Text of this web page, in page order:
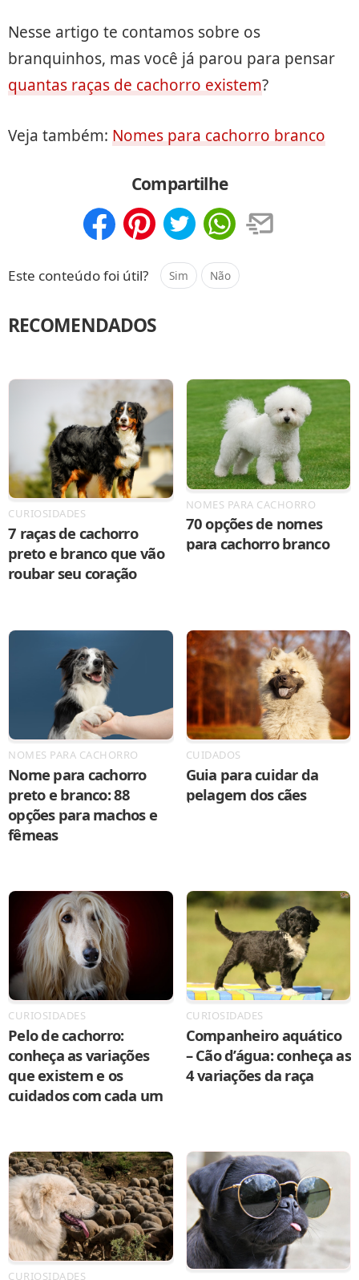
Nesse artigo te contamos sobre os
branquinhos, mas você já parou para pensar
quantas raças de cachorro existem?
Veja também: Nomes para cachorro branco
Compartilhe
Este conteúdo foi útil? Sim Não
RECOMENDADOS
CURIOSIDADES
7 raças de cachorro
preto e branco que vão
roubar seu coração
NOMES PARA CACHORRO
70 opções de nomes
para cachorro branco
NOMES PARA CACHORRO
Nome para cachorro
preto e branco: 88
opções para machos e
fêmeas
CUIDADOS
Guia para cuidar da
pelagem dos cães
CURIOSIDADES
Pelo de cachorro:
conheça as variações
que existem e os
cuidados com cada um
CURIOSIDADES
Companheiro aquático
– Cão d’água: conheça as
4 variações da raça
CURIOSIDADES